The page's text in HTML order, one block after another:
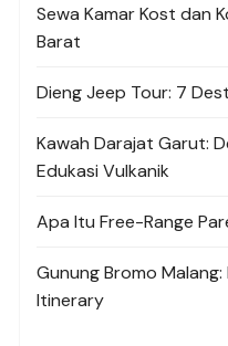
Sewa Kamar Kost dan
Barat
Dieng Jeep Tour: 7
Kawah Darajat Garut:
Edukasi Vulkanik
Apa Itu Free-Range
Gunung Bromo
Itinerary